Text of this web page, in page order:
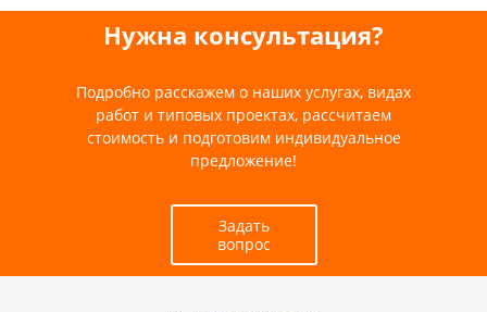
Нужна консультация?
Подробно расскажем о наших услугах, видах
работ и типовых проектах, рассчитаем
стоимость и подготовим индивидуальное
предложение!
Задать
вопрос